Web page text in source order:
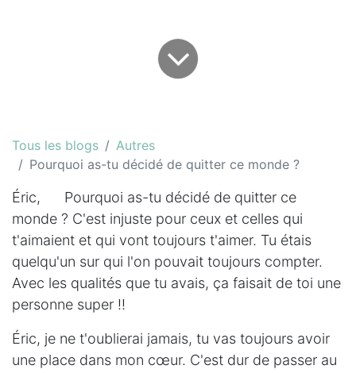
Tous les blogs
Autres
Pourquoi as-tu décidé de quitter ce monde ?
Éric, Pourquoi as-tu décidé de quitter ce
monde ? C'est injuste pour ceux et celles qui
t'aimaient et qui vont toujours t'aimer. Tu étais
quelqu'un sur qui l'on pouvait toujours compter.
Avec les qualités que tu avais, ça faisait de toi une
personne super !!
Éric, je ne t'oublierai jamais, tu vas toujours avoir
une place dans mon cœur. C'est dur de passer au